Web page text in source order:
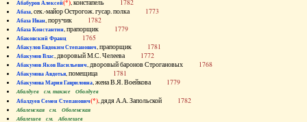
Абабуров Алексей(*), констапель 1782
Абаза, сек.-майор Острогож. гусар. полка 1773
Абаза Иван, поручик 1782
Абаза Константин, прапорщик 1779
Абаковский Франц 1765
Абакулов Евдоким Степанович, прапорщик 1781
Абакумов Влас, дворовый М.С. Челеева 1772
Абакумов Яков Васильевич, дворовый баронов Строгановых 1768
Абакумова Авдотья, помещица 1781
Абакумова Мария Гавриловна, жена В.Я. Воейкова 1779
Абалдуев см. также Оболдуев
Абалдуев Семен Степанович(*), дядя А.А. Запольской 1782
Абаленская см. Оболенская
Абалешев см. Аболешев